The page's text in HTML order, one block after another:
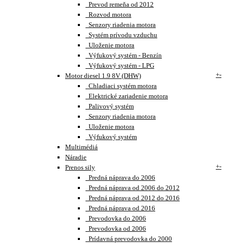
Prevod remeňa od 2012
Rozvod motora
Senzory riadenia motora
Systém prívodu vzduchu
Uloženie motora
Výfukový systém - Benzín
Výfukový systém - LPG
Motor diesel 1.9 8V (DHW)
+-
Chladiaci systém motora
Elektrické zariadenie motora
Palivový systém
Senzory riadenia motora
Uloženie motora
Výfukový systém
Multimédiá
Náradie
Prenos sily
+-
Predná náprava do 2006
Predná náprava od 2006 do 2012
Predná náprava od 2012 do 2016
Predná náprava od 2016
Prevodovka do 2006
Prevodovka od 2006
Prídavná prevodovka do 2000